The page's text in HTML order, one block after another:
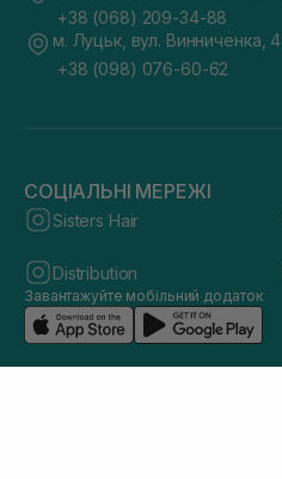
+38 (068) 209-34-88
м. Луцьк, вул. Винниченка, 4
+38 (098) 076-60-62
СОЦІАЛЬНІ МЕРЕЖІ
Sisters Hair
Distribution
Завантажуйте мобільний додаток